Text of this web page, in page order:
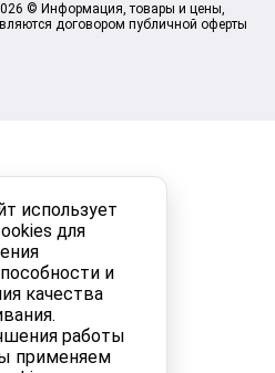
использует
для
и
качества
работы
применяем
© Информация, товары и цены,
договором публичной оферты